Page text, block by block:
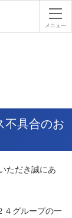
パーク２
メニュー
不具合のお
ただき誠にあ
４グループの一